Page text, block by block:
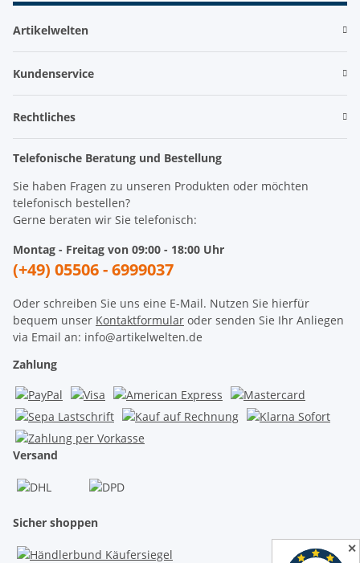
Artikelwelten
Kundenservice
Rechtliches
Telefonische Beratung und Bestellung
Sie haben Fragen zu unseren Produkten oder möchten
telefonisch bestellen?
Gerne beraten wir Sie telefonisch:
Montag - Freitag von 09:00 - 18:00 Uhr
(+49) 05506 - 6999037
Oder schreiben Sie uns eine E-Mail. Nutzen Sie hierfür
bequem unser Kontaktformular oder senden Sie Ihr Anliegen
via Email an: info@artikelwelten.de
Zahlung
Versand
Sicher shoppen
✕